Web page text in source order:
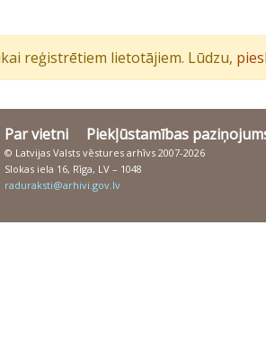
reģistrētiem lietotājiem. Lūdzu,
Par vietni Piekļūstamības
© Latvijas Valsts vēstures arhīvs 2007-2026
Slokas iela 16, Rīga, LV – 1048
raduraksti@arhivi.gov.lv